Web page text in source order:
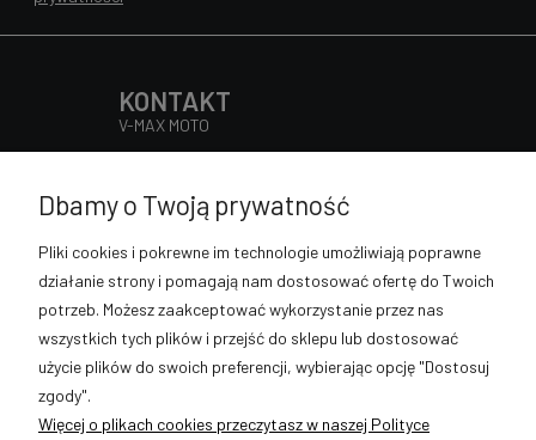
KONTAKT
V-MAX MOTO
Pn - Pt 9:00 - 17:00
Sob 9:00 - 13:00
889-633-896
sklep@vmaxmoto.pl
POMOC
Dbamy o Twoją prywatność
Pliki cookies i pokrewne im technologie umożliwiają poprawne
działanie strony i pomagają nam dostosować ofertę do Twoich
potrzeb. Możesz zaakceptować wykorzystanie przez nas
wszystkich tych plików i przejść do sklepu lub dostosować
użycie plików do swoich preferencji, wybierając opcję "Dostosuj
zgody".
Więcej o plikach cookies przeczytasz w naszej Polityce